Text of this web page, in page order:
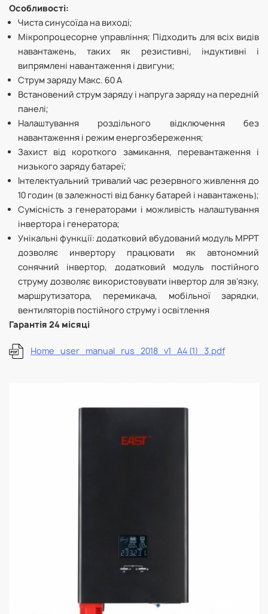
Особливості:
Чиста синусоїда на виході;
Мікропроцесорне управління; Підходить для всіх видів
навантажень, таких як резистивні, індуктивні і
випрямлені навантаження і двигуни;
Струм заряду Макс. 60 А
Встановений струм заряду і напруга заряду на передній
панелі;
Налаштування роздільного відключення без
навантаження і режим енергозбереження;
Захист від короткого замикання, перевантаження і
низького заряду батареї;
Інтелектуальний тривалий час резервного живлення до
10 годин (в залежності від банку батарей і навантажень);
Сумісність з генераторами і можливість налаштування
інвертора і генератора;
Унікальні функції: додатковий вбудований модуль MPPT
дозволяє инвертору працювати як автономний
сонячний інвертор, додатковий модуль постійного
струму дозволяє використовувати інвертор для зв'язку,
маршрутизатора, перемикача, мобільної зарядки,
вентиляторів постійного струму і освітлення
Гарантія 24 місяці
Home_user_manual_rus_2018_v1_A4 (1)_3.pdf